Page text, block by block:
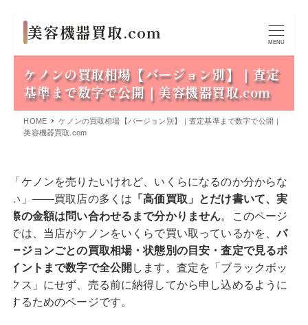
MENU
ケノンの買取相場【バージョン別】｜査定
基準まで数字で公開｜美容機器買取.com
HOME
ケノンの買取相場【バージョン別】｜査定基準まで数字で公開｜
美容機器買取.com
「ケノンを売りたいけれど、いくらになるのか分からな
い」——買取店の多くは 「高価買取」とだけ書いて、実
際の金額は問い合わせるまで分かりません。このページ
では、当店がケノンをいくらで買い取っているかを、バ
ージョンごとの買取相場・状態別の目安・査定で見るポ
イントまで数字で全公開 します。査定を「ブラックボッ
クス」にせず、売る前に納得してから申し込めるように
するためのページです。